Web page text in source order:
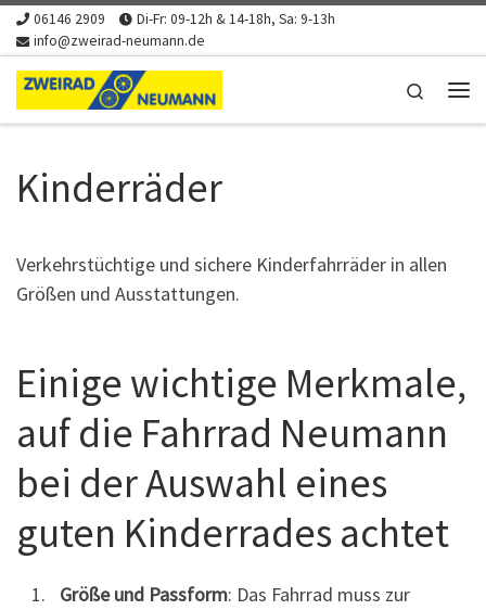
Zum Inhalt springen
06146 2909
Di-Fr: 09-12h & 14-18h, Sa: 9-13h
info@zweirad-neumann.de
Search
Kinderräder
Verkehrstüchtige und sichere Kinderfahrräder in allen
Größen und Ausstattungen.
Einige wichtige Merkmale,
auf die Fahrrad Neumann
bei der Auswahl eines
guten Kinderrades achtet
Größe und Passform: Das Fahrrad muss zur